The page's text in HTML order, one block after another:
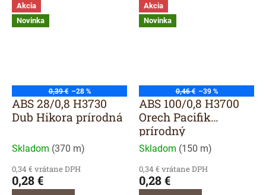
Akcia
Novinka
0,39 € –28 %
ABS 28/0,8 H3730
Dub Hikora prírodná
Skladom (370 m)
0,34 € vrátane DPH
0,28 €
Akcia
Novinka
0,46 € –39 %
ABS 100/0,8 H3700
Orech Pacifik
prírodný
Skladom (150 m)
0,34 € vrátane DPH
0,28 €